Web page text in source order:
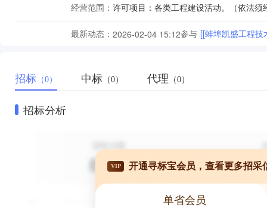
经营范围：
最新动态： 2026-02-04 15:12参与 [[蚌埠凯盛工程技
招标 （0） 中标 （0） 代理 （0）
招标分析
VIP 开通寻标宝会员，查看更多招采
单省会员